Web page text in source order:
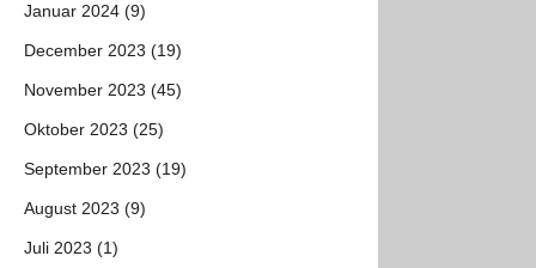
Januar 2024 (9)
December 2023 (19)
November 2023 (45)
Oktober 2023 (25)
September 2023 (19)
August 2023 (9)
Juli 2023 (1)